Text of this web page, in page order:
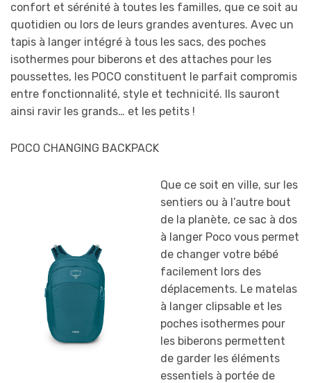
confort et sérénité à toutes les familles, que ce soit au
quotidien ou lors de leurs grandes aventures. Avec un
tapis à langer intégré à tous les sacs, des poches
isothermes pour biberons et des attaches pour les
poussettes, les POCO constituent le parfait compromis
entre fonctionnalité, style et technicité. Ils sauront
ainsi ravir les grands… et les petits !
POCO CHANGING BACKPACK
Que ce soit en ville, sur les
sentiers ou à l’autre bout
de la planète, ce sac à dos
à langer Poco vous permet
de changer votre bébé
facilement lors des
déplacements. Le matelas
à langer clipsable et les
poches isothermes pour
les biberons permettent
de garder les éléments
essentiels à portée de